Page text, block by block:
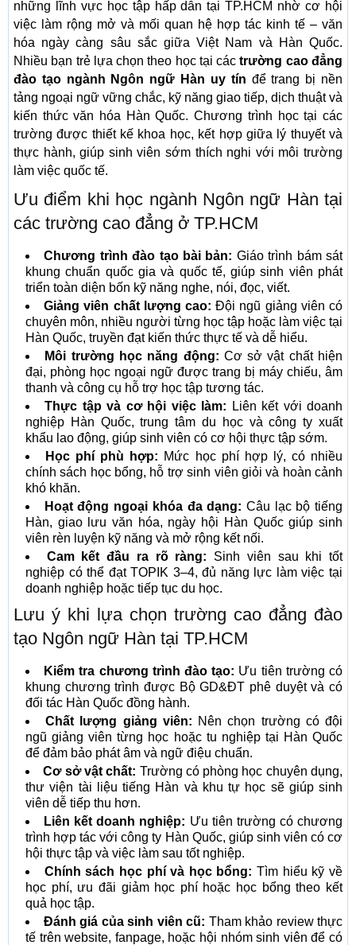
những lĩnh vực học tập hấp dẫn tại TP.HCM nhờ cơ hội
việc làm rộng mở và mối quan hệ hợp tác kinh tế – văn
hóa ngày càng sâu sắc giữa Việt Nam và Hàn Quốc.
Nhiều bạn trẻ lựa chọn theo học tại cáctrường cao đẳng
đào tạo ngành Ngôn ngữ Hàn uy tín để trang bị nền
tảng ngoại ngữ vững chắc, kỹ năng giao tiếp, dịch thuật và
kiến thức văn hóa Hàn Quốc. Chương trình học tại các
trường được thiết kế khoa học, kết hợp giữa lý thuyết và
thực hành, giúp sinh viên sớm thích nghi với môi trường
làm việc quốc tế.
Ưu điểm khi học ngành Ngôn ngữ Hàn tại
các trường cao đẳng ở TP.HCM
Chương trình đào tạo bài bản: Giáo trình bám sát
khung chuẩn quốc gia và quốc tế, giúp sinh viên phát
triển toàn diện bốn kỹ năng nghe, nói, đọc, viết.
Giảng viên chất lượng cao: Đội ngũ giảng viên có
chuyên môn, nhiều người từng học tập hoặc làm việc tại
Hàn Quốc, truyền đạt kiến thức thực tế và dễ hiểu.
Môi trường học năng động: Cơ sở vật chất hiện
đại, phòng học ngoại ngữ được trang bị máy chiếu, âm
thanh và công cụ hỗ trợ học tập tương tác.
Thực tập và cơ hội việc làm: Liên kết với doanh
nghiệp Hàn Quốc, trung tâm du học và công ty xuất
khẩu lao động, giúp sinh viên có cơ hội thực tập sớm.
Học phí phù hợp: Mức học phí hợp lý, có nhiều
chính sách học bổng, hỗ trợ sinh viên giỏi và hoàn cảnh
khó khăn.
Hoạt động ngoại khóa đa dạng: Câu lạc bộ tiếng
Hàn, giao lưu văn hóa, ngày hội Hàn Quốc giúp sinh
viên rèn luyện kỹ năng và mở rộng kết nối.
Cam kết đầu ra rõ ràng: Sinh viên sau khi tốt
nghiệp có thể đạt TOPIK 3–4, đủ năng lực làm việc tại
doanh nghiệp hoặc tiếp tục du học.
Lưu ý khi lựa chọn trường cao đẳng đào
tạo Ngôn ngữ Hàn tại TP.HCM
Kiểm tra chương trình đào tạo: Ưu tiên trường có
khung chương trình được Bộ GD&ĐT phê duyệt và có
đối tác Hàn Quốc đồng hành.
Chất lượng giảng viên: Nên chọn trường có đội
ngũ giảng viên từng học hoặc tu nghiệp tại Hàn Quốc
để đảm bảo phát âm và ngữ điệu chuẩn.
Cơ sở vật chất: Trường có phòng học chuyên dụng,
thư viện tài liệu tiếng Hàn và khu tự học sẽ giúp sinh
viên dễ tiếp thu hơn.
Liên kết doanh nghiệp: Ưu tiên trường có chương
trình hợp tác với công ty Hàn Quốc, giúp sinh viên có cơ
hội thực tập và việc làm sau tốt nghiệp.
Chính sách học phí và học bổng: Tìm hiểu kỹ về
học phí, ưu đãi giảm học phí hoặc học bổng theo kết
quả học tập.
Đánh giá của sinh viên cũ: Tham khảo review thực
tế trên website, fanpage, hoặc hội nhóm sinh viên để có